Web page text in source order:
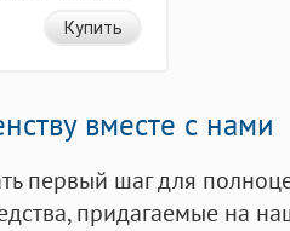
Купить
вместе с нами
первый шаг для
придагаемые на